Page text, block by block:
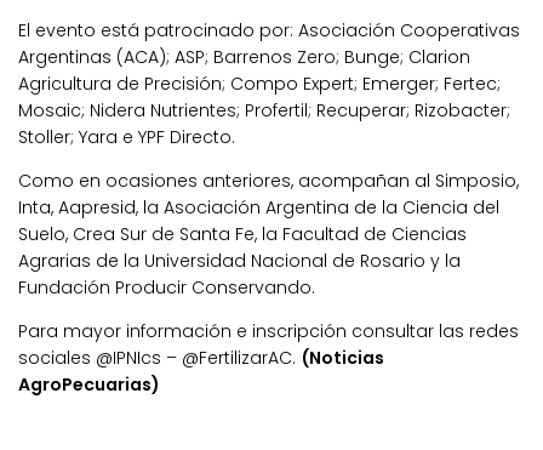
El evento está patrocinado por: Asociación Cooperativas
Argentinas (ACA); ASP; Barrenos Zero; Bunge; Clarion
Agricultura de Precisión; Compo Expert; Emerger; Fertec;
Mosaic; Nidera Nutrientes; Profertil; Recuperar; Rizobacter;
Stoller; Yara e YPF Directo.
Como en ocasiones anteriores, acompañan al Simposio,
Inta, Aapresid, la Asociación Argentina de la Ciencia del
Suelo, Crea Sur de Santa Fe, la Facultad de Ciencias
Agrarias de la Universidad Nacional de Rosario y la
Fundación Producir Conservando.
Para mayor información e inscripción consultar las redes
sociales @IPNIcs – @FertilizarAC. (Noticias
AgroPecuarias)